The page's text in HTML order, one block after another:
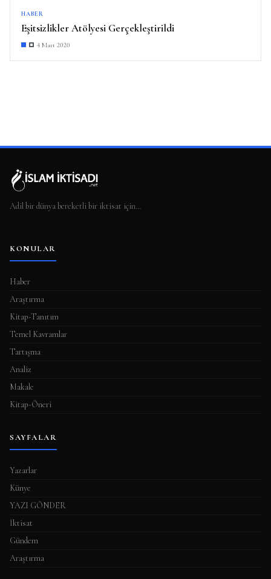
HABER
Eşitsizlikler Atölyesi Gerçekleştirildi
4 Mart 2020
Adil bir dünya bereketli bir iktisat için…
KONULAR
Haber
Araştırma
Kitap-Tanıtım
Temel Kavramlar
Tartışma
Analiz
Makale
Kitap-Öneri
SAYFALAR
Yazarlar
Künye
YAZI GÖNDER
İktisat
Gündem
Araştırma